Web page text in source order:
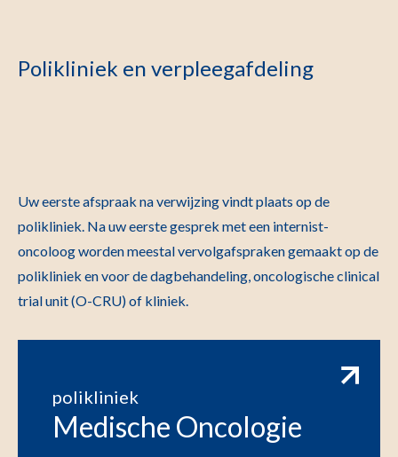
Polikliniek en verpleegafdeling
Uw eerste afspraak na verwijzing vindt plaats op de
polikliniek. Na uw eerste gesprek met een internist-
oncoloog worden meestal vervolgafspraken gemaakt op de
polikliniek en voor de dagbehandeling, oncologische clinical
trial unit (O-CRU) of kliniek.
polikliniek
Medische Oncologie